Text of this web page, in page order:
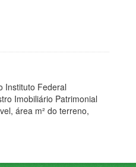
Instituto Federal
Imobiliário Patrimonial
área m² do terreno,